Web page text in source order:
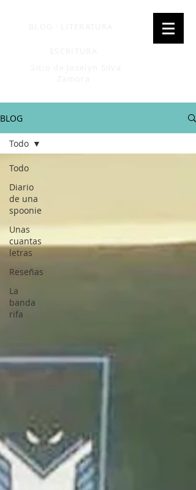
BLOG
Todo
Diario
de una
spoonie
Unas
cuantas
letras
Reseñas
La
banda
rifa
Todo